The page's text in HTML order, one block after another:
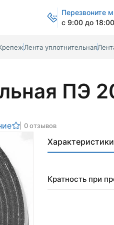
Перезвоните
с 9:00 до 18:00
Лента уплотнительная
ПЭ
0 отзывов
Характеристики
Кратность при